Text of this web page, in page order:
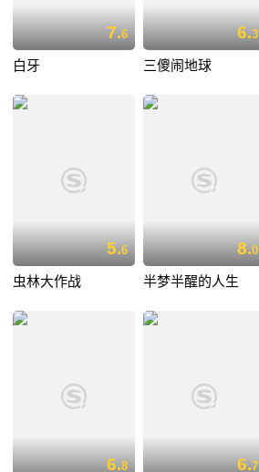
7.6
白牙
6.3
三傻闹地球
5.6
虫林大作战
8.0
半梦半醒的人生
6.8 6.7